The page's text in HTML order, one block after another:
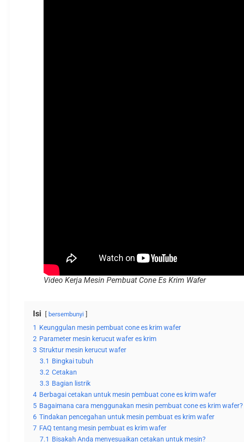
Video Kerja Mesin Pembuat Cone Es Krim Wafer
Isi bersembunyi
1 Keunggulan mesin pembuat cone es krim wafer
2 Parameter mesin kerucut wafer es krim
3 Struktur mesin kerucut wafer
3.1 Bingkai tubuh
3.2 Cetakan
3.3 Bagian listrik
4 Berbagai cetakan untuk mesin pembuat cone es krim wafer
5 Bagaimana cara menggunakan mesin pembuat cone es krim wafer?
6 Tindakan pencegahan untuk mesin pembuat es krim wafer
7 FAQ tentang mesin pembuat es krim wafer
7.1 Bisakah Anda menyesuaikan cetakan untuk mesin?